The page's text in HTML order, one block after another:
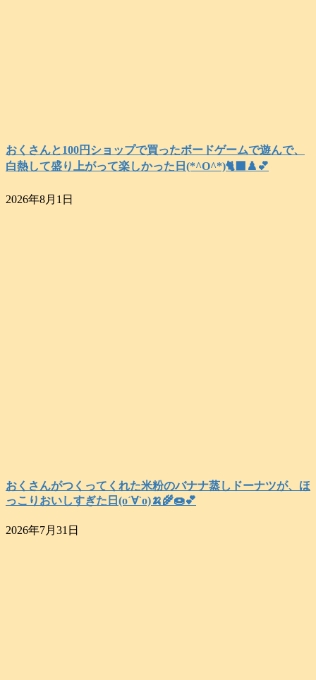
おくさんと100円ショップで買ったボードゲームで遊んで、
白熱して盛り上がって楽しかった日(*^O^*)🐈‍⬛♟️💕
2026年8月1日
おくさんがつくってくれた米粉のバナナ蒸しドーナツが、ほ
っこりおいしすぎた日(о´∀`о)🍌🌾🍩💕
2026年7月31日